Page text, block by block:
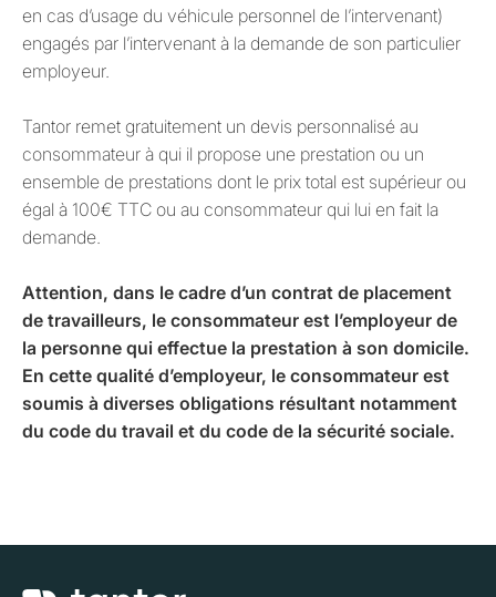
en cas d’usage du véhicule personnel de l’intervenant)
engagés par l’intervenant à la demande de son particulier
employeur.
Tantor remet gratuitement un devis personnalisé au
consommateur à qui il propose une prestation ou un
ensemble de prestations dont le prix total est supérieur ou
égal à 100€ TTC ou au consommateur qui lui en fait la
demande.
Attention, dans le cadre d’un contrat de placement
de travailleurs, le consommateur est l’employeur de
la personne qui effectue la prestation à son domicile.
En cette qualité d’employeur, le consommateur est
soumis à diverses obligations résultant notamment
du code du travail et du code de la sécurité sociale.